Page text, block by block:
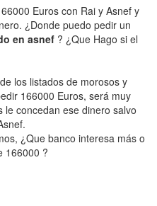
Euros con Rai y Asnef y
¿Donde puedo pedir un
en asnef ? ¿Que Hago si el
los listados de morosos y
166000 Euros, será muy
le concedan ese dinero salvo
¿Que banco interesa más o
166000 ?